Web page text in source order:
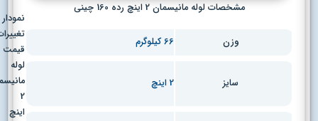
مشخصات لوله مانیسمان 2 اینچ رده 160 چینی
نمودار
تغییرات
قیمت
مانیسمان